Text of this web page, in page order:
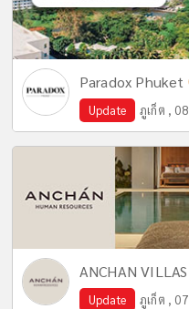
Paradox Phuket
Update ภูเก็ต ,
ANCHAN VILLAS
Update ภูเก็ต ,